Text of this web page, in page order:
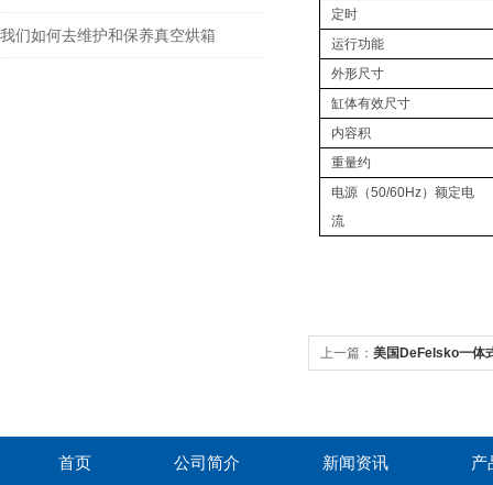
我们如何去维护和保养真空烘箱
定时
运行功能
外形尺寸
缸体有效尺寸
内容积
重量约
电源（50/60Hz）额定电
流
上一篇： 美国DeFelsko一体
首页 公司简介 新闻资讯 产